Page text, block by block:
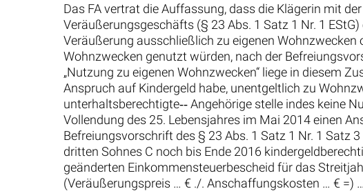
Das FA vertrat die Auffassung, dass die Klägerin mit
Veräußerungsgeschäfts (§ 23 Abs. 1 Satz 1 Nr. 1
Veräußerung ausschließlich zu eigenen
Wohnzwecken genutzt würden, nach der
„Nutzung zu eigenen Wohnzwecken“ liege in diesem
Anspruch auf Kindergeld habe, unentgeltlich zu
unterhaltsberechtigte‑‑ Angehörige stelle indes keine
Vollendung des 25. Lebensjahres im Mai 2014 einen
Befreiungsvorschrift des § 23 Abs. 1 Satz 1 Nr. 1 Satz
dritten Sohnes C noch bis Ende 2016
geänderten Einkommensteuerbescheid für das
(Veräußerungspreis … € ./. Anschaffungskosten … € =)